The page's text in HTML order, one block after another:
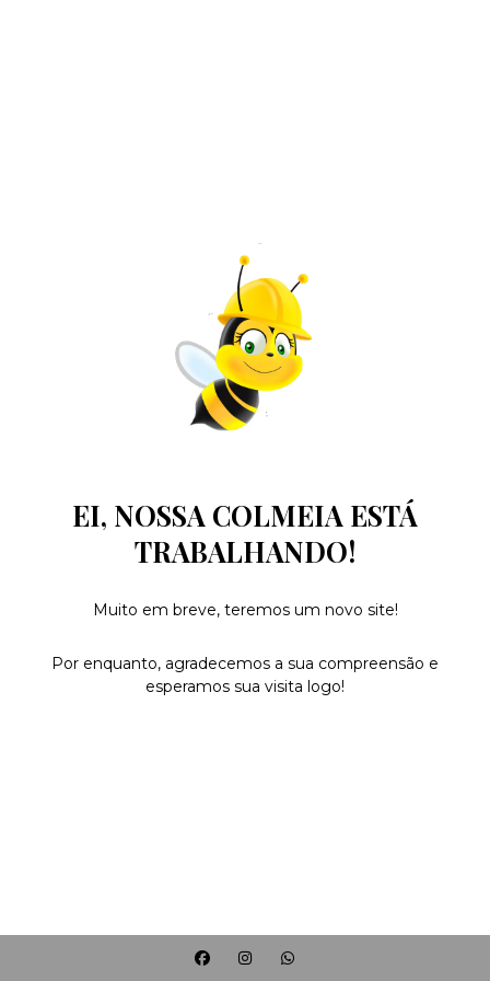
EI, NOSSA COLMEIA ESTÁ
TRABALHANDO!
Muito em breve, teremos um novo site!
Por enquanto, agradecemos a sua compreensão e
esperamos sua visita logo!